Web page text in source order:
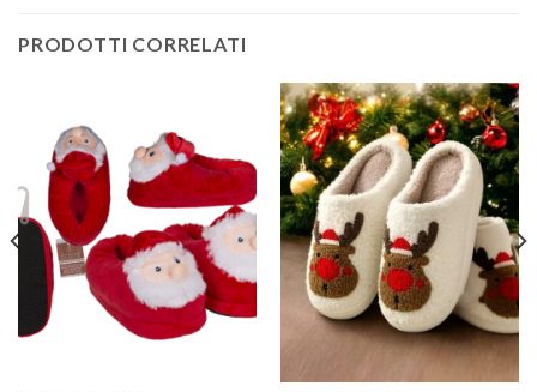
PRODOTTI CORRELATI